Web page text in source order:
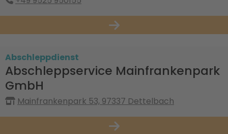
Abschleppdienst
Abschleppservice Mainfrankenpark
GmbH
Mainfrankenpark 53, 97337 Dettelbach